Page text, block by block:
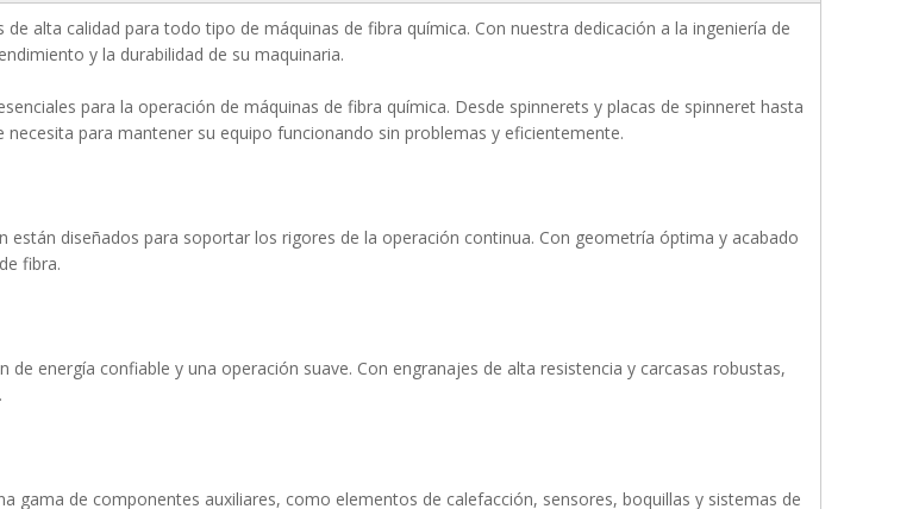
alta calidad para todo tipo de máquinas de fibra química. Con nuestra dedicación a la ingeniería de
y la durabilidad de su maquinaria.
para la operación de máquinas de fibra química. Desde spinnerets y placas de spinneret hasta
para mantener su equipo funcionando sin problemas y eficientemente.
diseñados para soportar los rigores de la operación continua. Con geometría óptima y acabado
fibra.
energía confiable y una operación suave. Con engranajes de alta resistencia y carcasas robustas,
gama de componentes auxiliares, como elementos de calefacción, sensores, boquillas y sistemas de